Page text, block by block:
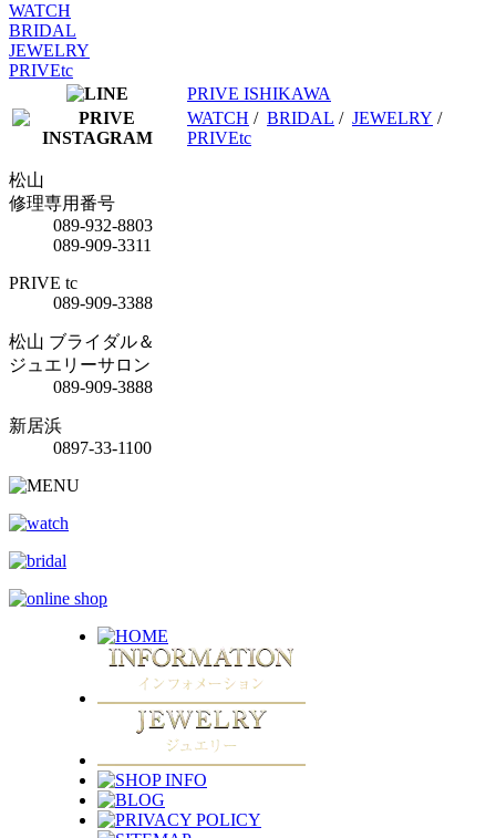
WATCH
BRIDAL
JEWELRY
PRIVEtc
PRIVE ISHIKAWA
WATCH / BRIDAL / JEWELRY /
PRIVEtc
松山
修理専用番号
089-932-8803
089-909-3311
PRIVE tc
089-909-3388
松山 ブライダル＆
ジュエリーサロン
089-909-3888
新居浜
0897-33-1100